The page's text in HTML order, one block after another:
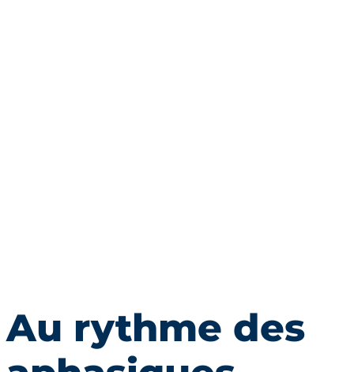
Au rythme des